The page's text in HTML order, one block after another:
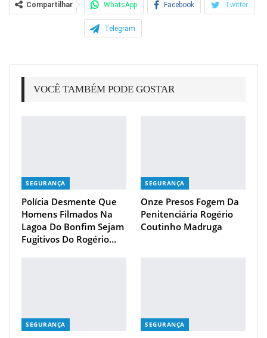
Compartilhar WhatsApp Facebook Twitter
Telegram
VOCÊ TAMBÉM PODE GOSTAR
SEGURANÇA
Polícia Desmente Que
Homens Filmados Na
Lagoa Do Bonfim Sejam
Fugitivos Do Rogério…
SEGURANÇA
Onze Presos Fogem Da
Penitenciária Rogério
Coutinho Madruga
SEGURANÇA SEGURANÇA